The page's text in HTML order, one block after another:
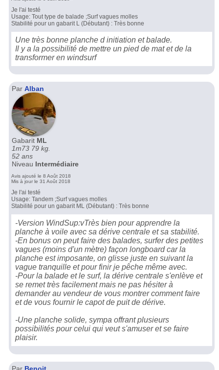
Je l'ai testé
Usage: Tout type de balade ;Surf vagues molles
Stabilité pour un gabarit L (Débutant) : Très bonne
Une très bonne planche d initiation et balade.
Il y a la possibilité de mettre un pied de mat et de la
transformer en windsurf
Par Alban
Gabarit ML
1m73 79 kg.
52 ans
Niveau Intermédiaire
Avis ajouté le 8 Août 2018
Mis à jour le 31 Août 2018
Je l'ai testé
Usage: Tandem ;Surf vagues molles
Stabilité pour un gabarit ML (Débutant) : Très bonne
-Version WindSup:vTrès bien pour apprendre la
planche à voile avec sa dérive centrale et sa stabilité.
-En bonus on peut faire des balades, surfer des petites
vagues (moins d'un mètre) façon longboard car la
planche est imposante, on glisse juste en suivant la
vague tranquille et pour finir je pêche même avec.
-Pour la balade et le surf, la dérive centrale s'enlève et
se remet très facilement mais ne pas hésiter à
demander au vendeur de vous montrer comment faire
et de vous fournir le capot de puit de dérive.
-Une planche solide, sympa offrant plusieurs
possibilités pour celui qui veut s'amuser et se faire
plaisir.